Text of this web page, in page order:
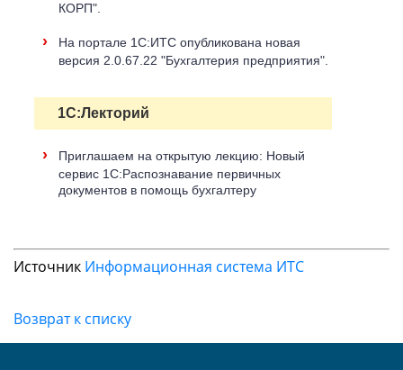
КОРП".
›
На портале 1С:ИТС опубликована новая
версия 2.0.67.22 "Бухгалтерия предприятия".
1С:Лекторий
›
Приглашаем на открытую лекцию: Новый
сервис 1С:Распознавание первичных
документов в помощь бухгалтеру
Источник Информационная система ИТС
Возврат к списку